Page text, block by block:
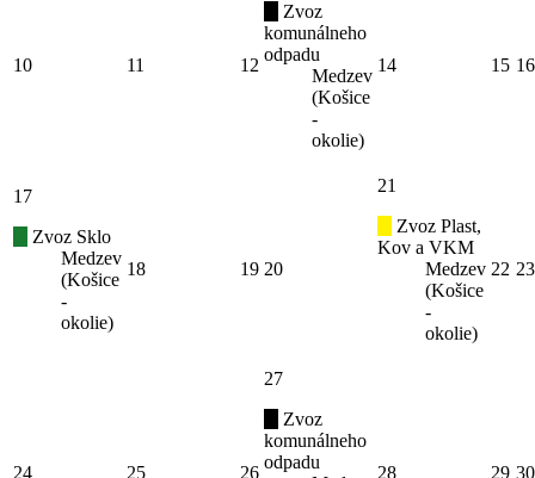
10 11 12
Zvoz
komunálneho
odpadu
Medzev
(Košice
-
okolie)
14 15 16
17
Zvoz Sklo
Medzev
(Košice
-
okolie)
18 19 20
21
Zvoz Plast,
Kov a VKM
Medzev
(Košice
-
okolie)
22 23
24 25 26
27
Zvoz
komunálneho
odpadu
28 29 30